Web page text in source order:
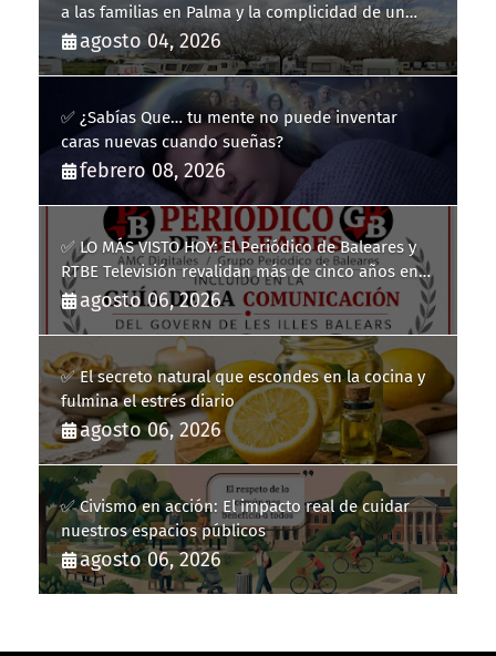
a las familias en Palma y la complicidad de un
fracaso heredado
agosto 04, 2026
✅ ¿Sabías Que… tu mente no puede inventar
caras nuevas cuando sueñas?
febrero 08, 2026
✅ LO MÁS VISTO HOY: El Periódico de Baleares y
RTBE Televisión revalidan más de cinco años en
la Guía de la Comunicación del Govern de les Illes
Balears
agosto 06, 2026
✅ El secreto natural que escondes en la cocina y
fulmina el estrés diario
agosto 06, 2026
✅ Civismo en acción: El impacto real de cuidar
nuestros espacios públicos
agosto 06, 2026